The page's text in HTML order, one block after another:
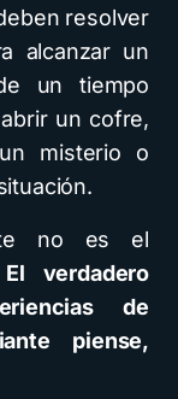
resolver
alcanzar un
un tiempo
un cofre,
misterio o
no es el
El verdadero
de
piense,